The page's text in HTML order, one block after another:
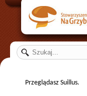
Przeglądasz Suillus.